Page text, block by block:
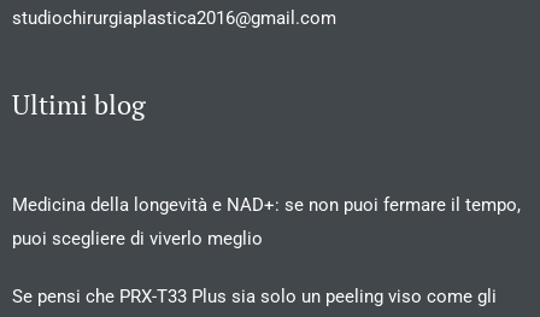
studiochirurgiaplastica2016@gmail.com
Ultimi blog
Medicina della longevità e NAD+: se non puoi fermare il tempo,
puoi scegliere di viverlo meglio
Se pensi che PRX-T33 Plus sia solo un peeling viso come gli